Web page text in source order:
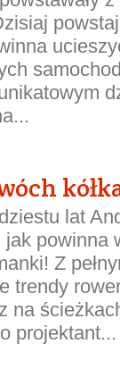
lat
jak powinna
Z
trendy
na
projektant...